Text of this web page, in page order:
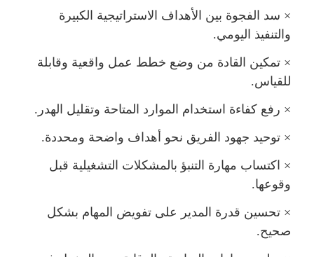
× سد الفجوة بين الأهداف الاستراتيجية الكبيرة
والتنفيذ اليومي.
× تمكين القادة من وضع خطط عمل واقعية وقابلة
قياس.
× رفع كفاءة استخدام الموارد المتاحة وتقليل الهدر.
× توحيد جهود الفريق نحو أهداف واضحة ومحددة.
× اكتساب مهارة التنبؤ بالمشكلات التشغيلية قب
وقوعها.
× تحسين قدرة المدير على تفويض المهام بشك
صحيح.